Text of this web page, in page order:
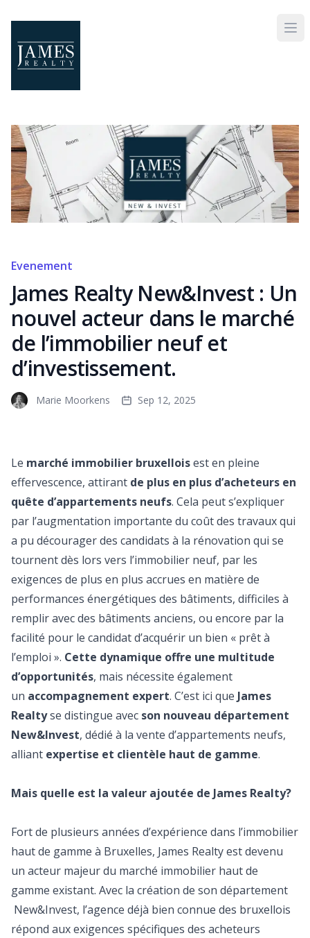
Evenement
James Realty New&Invest : Un
nouvel acteur dans le marché
de l’immobilier neuf et
d’investissement.
Marie Moorkens Sep 12, 2025
Le marché immobilier bruxelloisest en pleine
effervescence, attirant de plus en plus d’acheteurs en
quête d’appartements neufs. Cela peut s’expliquer
par l’augmentation importante du coût des travaux qui
a pu décourager des candidats à la rénovation qui se
tournent dès lors vers l’immobilier neuf, par les
exigences de plus en plus accrues en matière de
performances énergétiques des bâtiments, difficiles à
remplir avec des bâtiments anciens, ou encore par la
facilité pour le candidat d’acquérir un bien « prêt à
l’emploi ». Cette dynamique offre une multitude
d’opportunités, mais nécessite également
un accompagnement expert. C’est ici que James
Realtyse distingue avec son nouveau département
New&Invest, dédié à la vente d’appartements neufs,
alliant expertise et clientèle haut de gamme.
Mais quelle est la valeur ajoutée de James Realty?
Fort de plusieurs années d’expérience dans l’immobilier
haut de gamme à Bruxelles, James Realty est devenu
un acteur majeur du marché immobilier haut de
gamme existant. Avec la création de son département
New&Invest, l’agence déjà bien connue des bruxellois
répond aux exigences spécifiques des acheteurs